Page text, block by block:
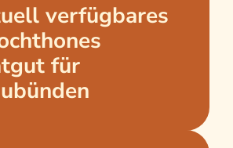
verfügbares
für